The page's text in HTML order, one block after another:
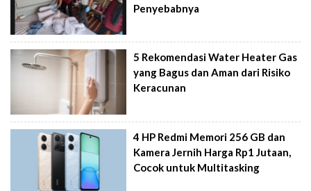
Penyebabnya
5 Rekomendasi Water Heater Gas
yang Bagus dan Aman dari Risiko
Keracunan
4 HP Redmi Memori 256 GB dan
Kamera Jernih Harga Rp1 Jutaan,
Cocok untuk Multitasking